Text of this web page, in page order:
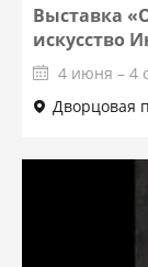
Выставка
искусство
4 июня – 4
Дворцовая